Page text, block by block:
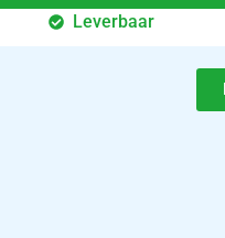
Leverbaar